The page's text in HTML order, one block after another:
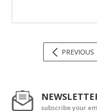
PREVIOUS
subscribe your